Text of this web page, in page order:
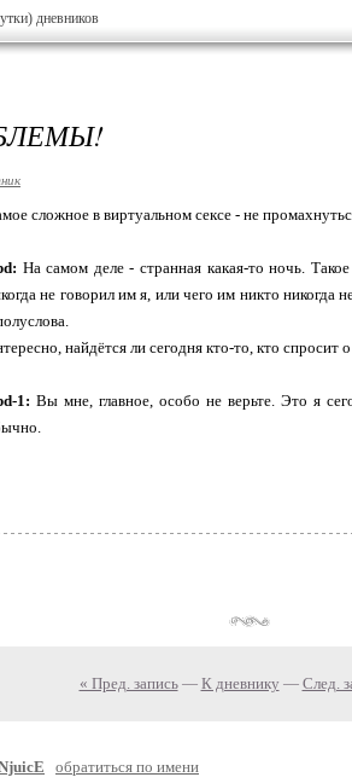
дневников
сложное в виртуальном сексе - не
На самом деле - странная какая-то ночь.
не говорил им я, или чего им никто
найдётся ли сегодня кто-то, кто спросит
1: Вы мне, главное, особо не верьте. Это я
« Пред. запись— К дневнику — След.
обратиться по имени